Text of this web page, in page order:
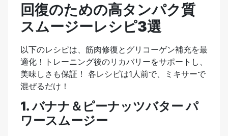
回復のための高タンパク質
スムージーレシピ3選
以下のレシピは、筋肉修復とグリコーゲン補充を最
適化！トレーニング後のリカバリーをサポートし、
美味しさも保証！ 各レシピは1人前で、ミキサーで
混ぜるだけ！
1. バナナ＆ピーナッツバター パ
ワースムージー